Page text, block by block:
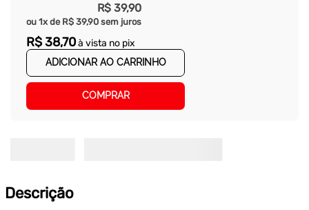
R$ 39,90
ou 1x de R$ 39,90 sem juros
R$38,70à vista no pix
ADICIONAR AO CARRINHO
COMPRAR
Descrição